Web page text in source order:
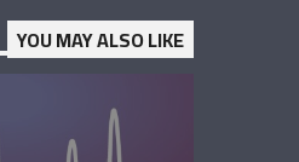
YOU MAY ALSO LIKE